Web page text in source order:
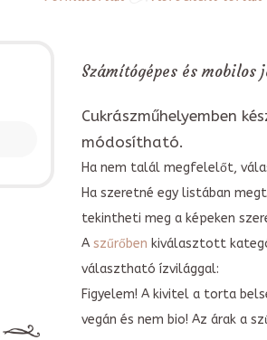
Számítógépes és
Cukrászműhelyemben
módosítható.
Ha nem talál megfelelőt,
Ha szeretné egy listában
tekintheti meg a képeken
A szűrőben kiválasztott
választható ízvilággal:
Figyelem! A kivitel a torta
vegán és nem bio! Az árak a